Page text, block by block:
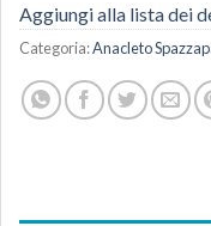
Aggiungi alla lista dei
Categoria:Anacleto